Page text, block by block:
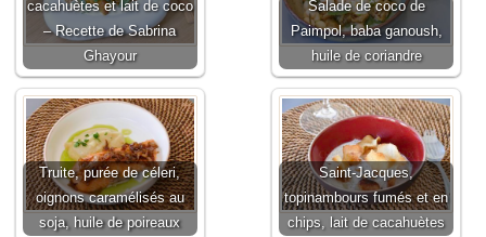
cacahuètes et lait de coco
– Recette de Sabrina
Ghayour
Salade de coco de
Paimpol, baba ganoush,
huile de coriandre
Truite, purée de céleri,
oignons caramélisés au
soja, huile de poireaux
Saint-Jacques,
topinambours fumés et en
chips, lait de cacahuètes